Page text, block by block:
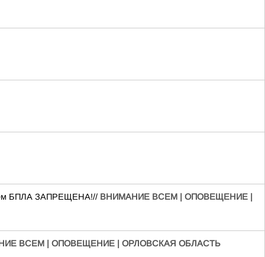
БПЛА ЗАПРЕЩЕНА!// ВНИМАНИЕ ВСЕМ | ОПОВЕЩЕНИЕ |
ВСЕМ | ОПОВЕЩЕНИЕ | ОРЛОВСКАЯ ОБЛАСТЬ